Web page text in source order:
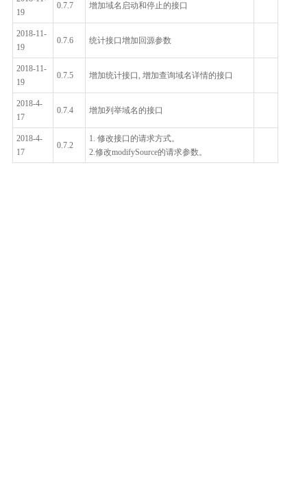
19
0.7.7 增加域名启动和停止的接口
2018-11-
19
0.7.6 统计接口增加回源参数
2018-11-
19
0.7.5 增加统计接口, 增加查询域名详情的接口
2018-4-
17
0.7.4 增加列举域名的接口
2018-4-
17
0.7.2
1. 修改接口的请求方式。
2.修改modifySource的请求参数。